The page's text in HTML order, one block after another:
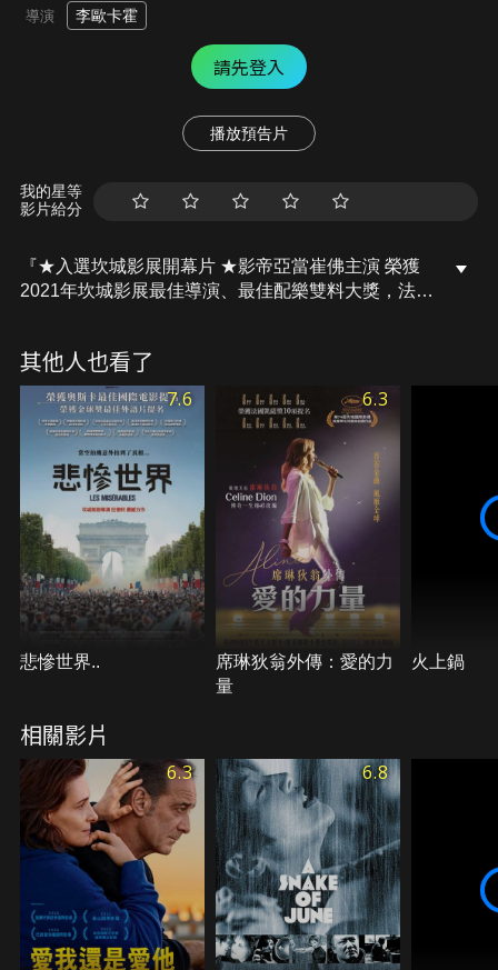
導演 李歐卡霍
請先登入
播放預告片
我的星等
影片給分
『★入選坎城影展開幕片 ★影帝亞當崔佛主演 榮獲
2021年坎城影展最佳導演、最佳配樂雙料大獎，法國
激情性愛，不僅同聲詠唱歡愉，亦哀鳴內心幽暗恐
懼。他們結為夫妻的消息，更成為全球矚目焦點。然
而當亨利的事業開始下滑，安的事業卻蒸蒸日上，彼
此的關係也逐漸受到考驗…。
其他人也看了
7.6
悲慘世界..
6.3
席琳狄翁外傳：愛的力
量
火上鍋
相關影片
6.3 6.8